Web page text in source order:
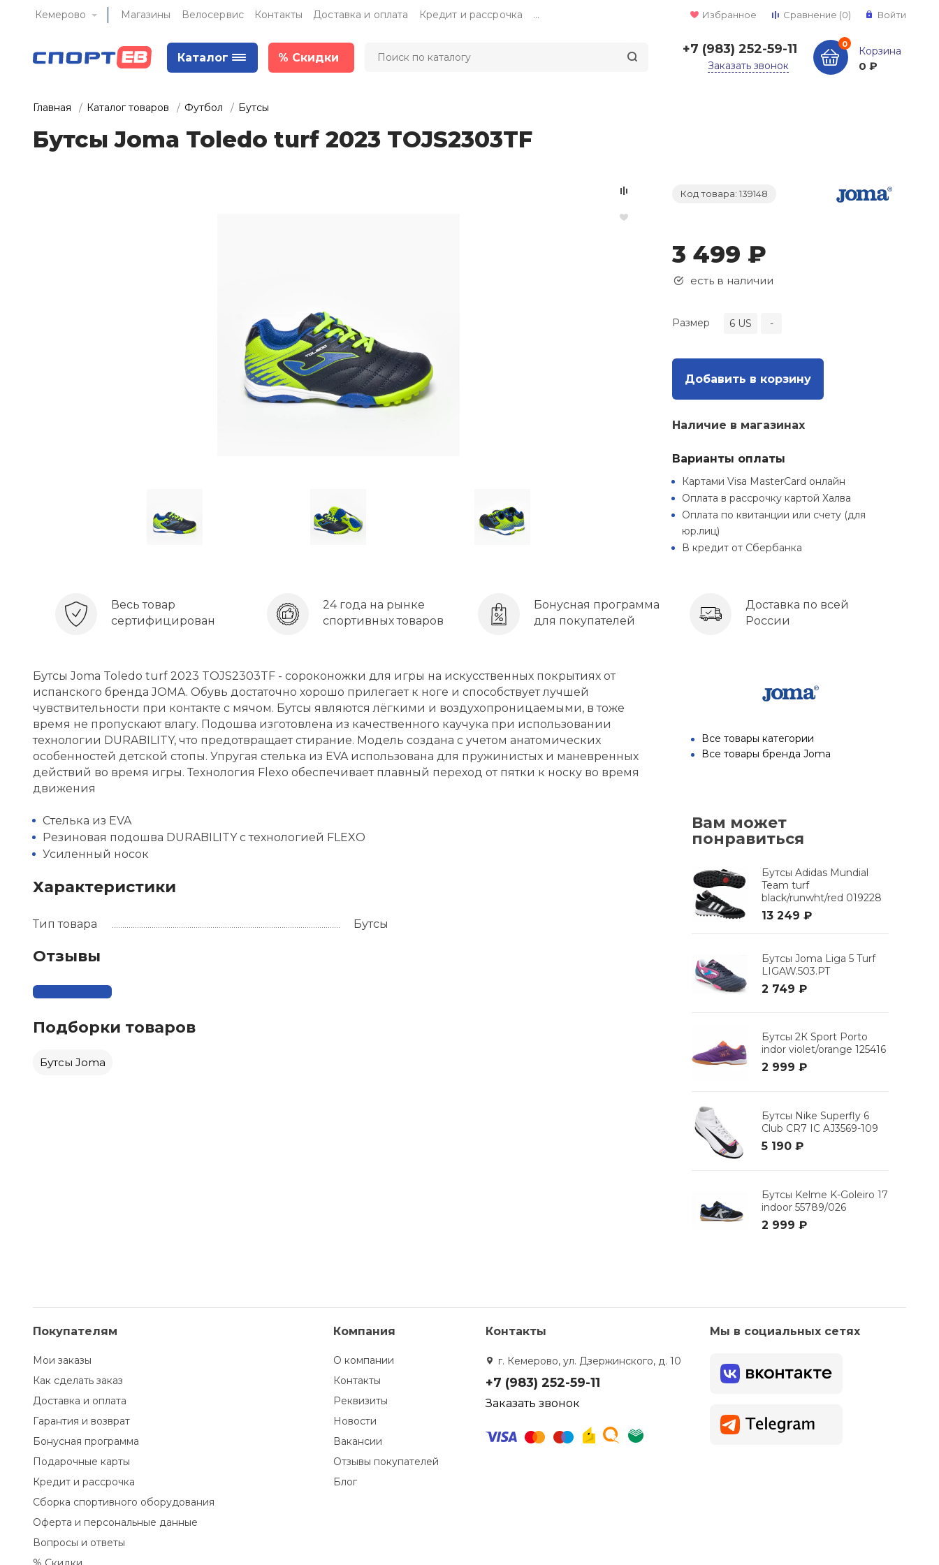
Кемерово Магазины Велосервис Контакты Доставка и оплата Кредит и рассрочка ... Избранное Сравнение (0) Войти
Каталог % Скидки
+7 (983) 252-59-11
Заказать звонок
0
Корзина
0 ₽
Главная Каталог товаров Футбол Бутсы
Бутсы Joma Toledo turf 2023 TOJS2303TF
Код товара: 139148
3 499 ₽
есть в наличии
Размер 6 US -
Добавить в корзину
Наличие в магазинах
Варианты оплаты
Картами Visa MasterCard онлайн
Оплата в рассрочку картой Халва
Оплата по квитанции или счету (для
юр.лиц)
В кредит от Сбербанка
Весь товар
сертифицирован
24 года на рынке
спортивных товаров
Бонусная программа
для покупателей
Доставка по всей
России
Бутсы Joma Toledo turf 2023 TOJS2303TF - сороконожки для игры на искусственных покрытиях от
испанского бренда JOMA. Обувь достаточно хорошо прилегает к ноге и способствует лучшей
чувствительности при контакте с мячом. Бутсы являются лёгкими и воздухопроницаемыми, в тоже
время не пропускают влагу. Подошва изготовлена из качественного каучука при использовании
технологии DURABILITY, что предотвращает стирание. Модель создана с учетом анатомических
особенностей детской стопы. Упругая стелька из EVA использована для пружинистых и маневренных
действий во время игры. Технология Flexo обеспечивает плавный переход от пятки к носку во время
движения
Стелька из EVA
Резиновая подошва DURABILITY с технологией FLEXO
Усиленный носок
Характеристики
Тип товара Бутсы
Отзывы
Подборки товаров
Бутсы Joma
Все товары категории
Все товары бренда Joma
Вам может
понравиться
Бутсы Adidas Mundial
Team turf
black/runwht/red 019228
13 249 ₽
Бутсы Joma Liga 5 Turf
LIGAW.503.PT
2 749 ₽
Бутсы 2К Sport Porto
indor violet/orange 125416
2 999 ₽
Бутсы Nike Superfly 6
Club CR7 IC AJ3569-109
5 190 ₽
Бутсы Kelme K-Goleiro 17
indoor 55789/026
2 999 ₽
Покупателям
Мои заказы
Как сделать заказ
Доставка и оплата
Гарантия и возврат
Бонусная программа
Подарочные карты
Кредит и рассрочка
Сборка спортивного оборудования
Оферта и персональные данные
Вопросы и ответы
Компания
О компании
Контакты
Реквизиты
Новости
Вакансии
Отзывы покупателей
Блог
Контакты
г. Кемерово, ул. Дзержинского, д. 10
+7 (983) 252-59-11
Заказать звонок
Мы в социальных сетях